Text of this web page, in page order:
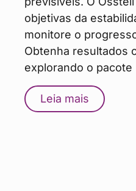
objetivas da
monitore o
Obtenha resultados
explorando o pacote
Leia mais